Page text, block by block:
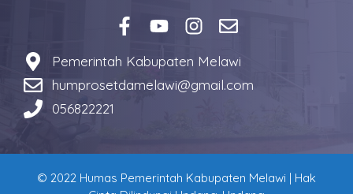
Pemerintah Kabupaten Melawi
humprosetdamelawi@gmail.com
056822221
© 2022 Humas Pemerintah Kabupaten Melawi | Hak